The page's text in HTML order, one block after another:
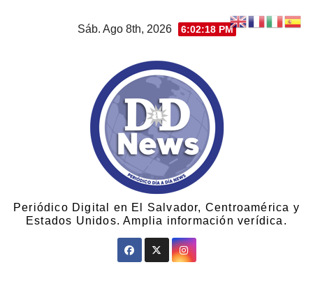
Sáb. Ago 8th, 2026 6:02:19 PM
Periódico Digital en El Salvador, Centroamérica y
Estados Unidos. Amplia información verídica.